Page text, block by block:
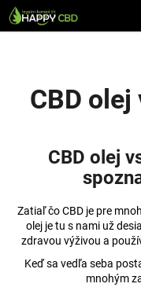
Prejsť
na
CBD
CBD olej
Zatiaľ čo CBD je pre
olej je tu s nami už
zdravou výživou a
Keď sa vedľa seba
mnohým
K
o
e
b
u